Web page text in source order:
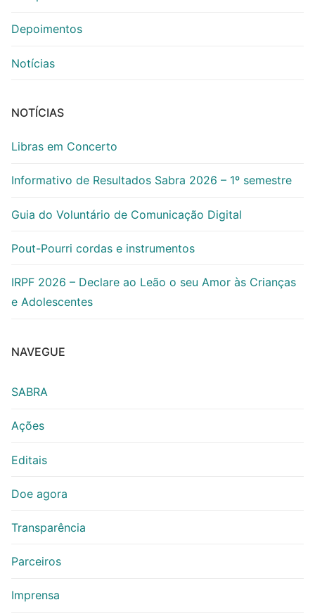
Depoimentos
Notícias
NOTÍCIAS
Libras em Concerto
Informativo de Resultados Sabra 2026 – 1º semestre
Guia do Voluntário de Comunicação Digital
Pout-Pourri cordas e instrumentos
IRPF 2026 – Declare ao Leão o seu Amor às Crianças
e Adolescentes
NAVEGUE
SABRA
Ações
Editais
Doe agora
Transparência
Parceiros
Imprensa